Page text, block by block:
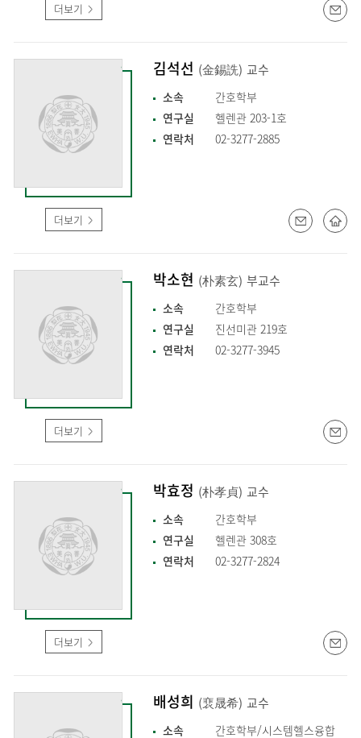
더보기
더보기
김석선 (金錫詵) 교수
소속
간호학부
연구실
헬렌관 203-1호
연락처
02-3277-2885
더보기
박소현 (朴素玄) 부교수
소속
간호학부
연구실
진선미관 219호
연락처
02-3277-3945
더보기
박효정 (朴孝貞) 교수
소속
간호학부
연구실
헬렌관 308호
연락처
02-3277-2824
배성희 (裵晟希) 교수
소속
간호학부/시스템헬스융합